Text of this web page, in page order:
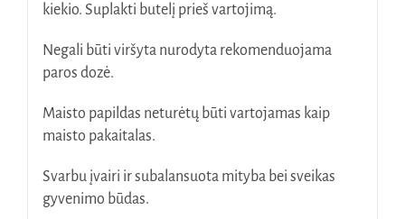
kiekio. Suplakti butelį prieš vartojimą.
Negali būti viršyta nurodyta rekomenduojama
paros dozė.
Maisto papildas neturėtų būti vartojamas kaip
maisto pakaitalas.
Svarbu įvairi ir subalansuota mityba bei sveikas
gyvenimo būdas.